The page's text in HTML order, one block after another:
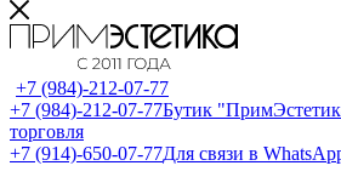
+7 (984)-212-07-77
+7 (984)-212-07-77Бутик
торговля
+7 (914)-650-07-77Для связи в